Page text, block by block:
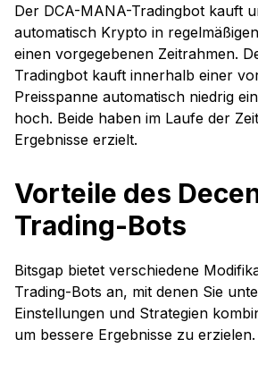
Der DCA-MANA-Tradingbot kauft
automatisch Krypto in
einen vorgegebenen Zeitrahmen.
Tradingbot kauft innerhalb einer
Preisspanne automatisch niedrig
hoch. Beide haben im Laufe der
Ergebnisse erzielt.
Vorteile des
Trading-Bots
Bitsgap bietet verschiedene
Trading-Bots an, mit denen Sie
Einstellungen und Strategien
um bessere Ergebnisse zu erzielen.